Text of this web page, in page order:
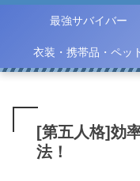
最強サバイバー
衣装・携帯品・ペッ
[第五人格]効
法！